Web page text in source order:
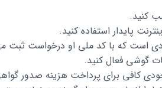
کنید.
است که با کد ملی او درخواست ثبت
گوشی فعال کنید.
کافی برای پرداخت هزینه صدور